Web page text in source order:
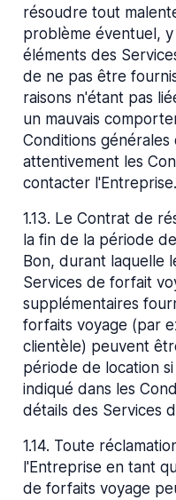
résoudre tout
problème éventuel,
éléments des
de ne pas être
raisons n'étant pas
un mauvais
Conditions générales
attentivement les
contacter l'Entreprise.
1.13. Le Contrat de
la fin de la période
Bon, durant laquelle
Services de forfait
supplémentaires
forfaits voyage (par
clientèle) peuvent
période de location
indiqué dans les
détails des Services
1.14. Toute
l'Entreprise en tant
de forfaits voyage